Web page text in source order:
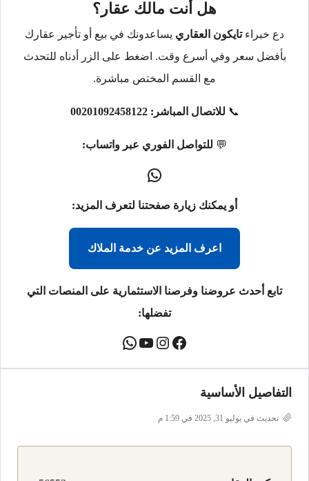
هل أنت مالك عقار؟
دع خبراءتايكون العقاري يساعدونك في بيع أو تأجير عقارك
بأفضل سعر وفي أسرع وقت. اضغط على الزر أدناه للتحدث
مع القسم المختص مباشرة.
📞 للاتصال المباشر: 00201092458122
💬 للتواصل الفوري عبر واتساب:
أو يمكنك زيارة صفحتنا لتعرف المزيد:
اعرف المزيد عن خدمة الملاك
تابع أحدث عروضنا وفرصنا الاستثمارية على المنصات التي
تفضلها:
التفاصيل الأساسية
تحديث في يوليو 31, 2025 في 1:59 م